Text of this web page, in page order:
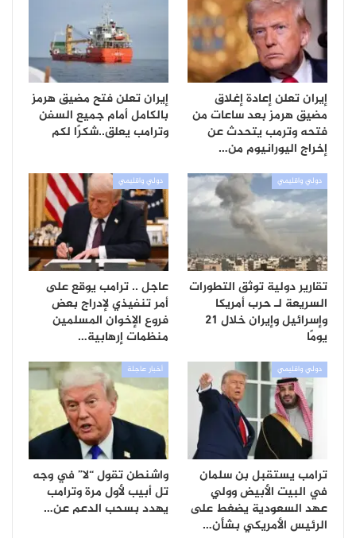
إيران تعلن إعادة إغلاق
مضيق هرمز بعد ساعات من
فتحه وترمب يتحدث عن
إخراج اليورانيوم من…
إيران تعلن فتح مضيق هرمز
بالكامل أمام جميع السفن
وترامب يعلق..شكرًا لكم
دولي واقليمي
تقارير دولية توثق التطورات
السريعة لـ حرب أمريكا
وإسرائيل وإيران خلال 21
يومًا
دولي واقليمي
عاجل .. ترامب يوقع على
أمر تنفيذي لإدراج بعض
فروع الإخوان المسلمين
منظمات إرهابية…
دولي واقليمي
ترامب يستقبل بن سلمان
في البيت الأبيض وولي
عهد السعودية يضغط على
الرئيس الأمريكي بشأن…
أخبار عاجلة
واشنطن تقول “لا” في وجه
تل أبيب لأول مرة وترامب
يهدد بسحب الدعم عن…